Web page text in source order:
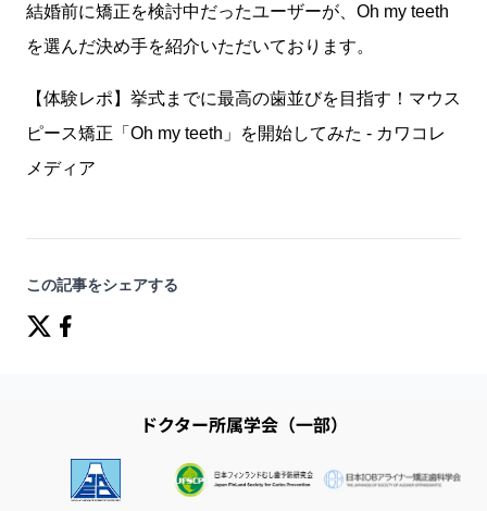
結婚前に矯正を検討中だったユーザーが、Oh my teeth
を選んだ決め手を紹介いただいております。
【体験レポ】挙式までに最高の歯並びを目指す！マウス
ピース矯正「Oh my teeth」を開始してみた - カワコレ
メディア
この記事をシェアする
ドクター所属学会（一部）